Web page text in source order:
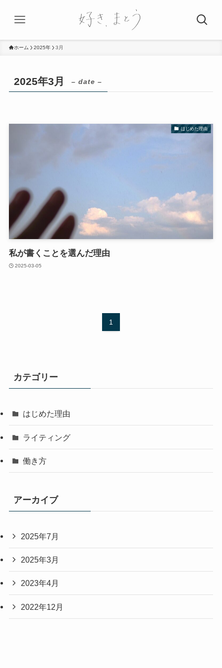
ホーム 2025年 3月
2025年3月 – date –
はじめた理由
私が書くことを選んだ理由
2025-03-05
1
カテゴリー
はじめた理由
ライティング
働き方
アーカイブ
2025年7月
2025年3月
2023年4月
2022年12月